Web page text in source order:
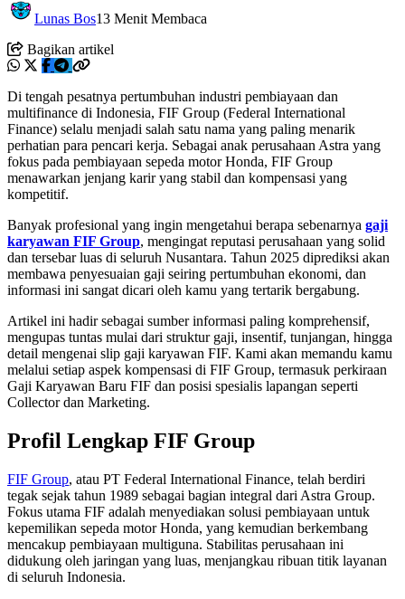
Lunas Bos13 Menit Membaca
Bagikan artikel
Di tengah pesatnya pertumbuhan industri pembiayaan dan
multifinance di Indonesia, FIF Group (Federal International
Finance) selalu menjadi salah satu nama yang paling menarik
perhatian para pencari kerja. Sebagai anak perusahaan Astra yang
fokus pada pembiayaan sepeda motor Honda, FIF Group
menawarkan jenjang karir yang stabil dan kompensasi yang
kompetitif.
Banyak profesional yang ingin mengetahui berapa sebenarnya gaji
karyawan FIF Group, mengingat reputasi perusahaan yang solid
dan tersebar luas di seluruh Nusantara. Tahun 2025 diprediksi akan
membawa penyesuaian gaji seiring pertumbuhan ekonomi, dan
informasi ini sangat dicari oleh kamu yang tertarik bergabung.
Artikel ini hadir sebagai sumber informasi paling komprehensif,
mengupas tuntas mulai dari struktur gaji, insentif, tunjangan, hingga
detail mengenai slip gaji karyawan FIF. Kami akan memandu kamu
melalui setiap aspek kompensasi di FIF Group, termasuk perkiraan
Gaji Karyawan Baru FIF dan posisi spesialis lapangan seperti
Collector dan Marketing.
Profil Lengkap FIF Group
FIF Group, atau PT Federal International Finance, telah berdiri
tegak sejak tahun 1989 sebagai bagian integral dari Astra Group.
Fokus utama FIF adalah menyediakan solusi pembiayaan untuk
kepemilikan sepeda motor Honda, yang kemudian berkembang
mencakup pembiayaan multiguna. Stabilitas perusahaan ini
didukung oleh jaringan yang luas, menjangkau ribuan titik layanan
di seluruh Indonesia.